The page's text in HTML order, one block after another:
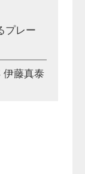
プレー
伊藤真泰